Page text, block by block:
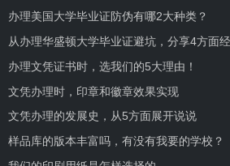
办理美国大学毕业证防伪有哪2大种类？
从办理华盛顿大学毕业证避坑，分享4方面经
办理文凭证书时，选我们的5大理由！
文凭办理时，印章和徽章效果实现
文凭办理的发展史，从5方面展开说说
样品库的版本丰富吗，有没有我要的学校？